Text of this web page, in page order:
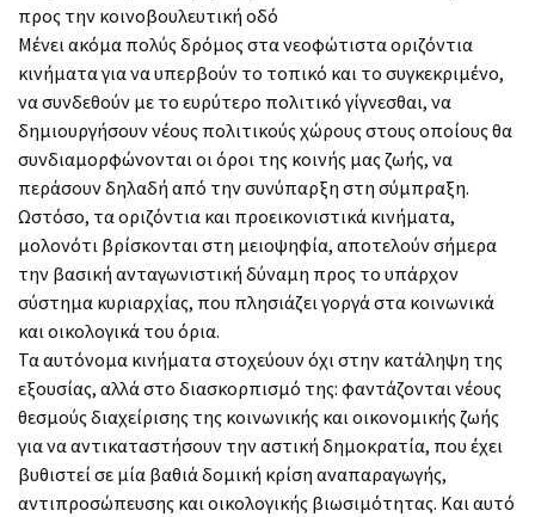
προς την κοινοβουλευτική οδό
Μένει ακόμα πολύς δρόμος στα νεοφώτιστα οριζόντια
κινήματα για να υπερβούν το τοπικό και το συγκεκριμένο,
να συνδεθούν με το ευρύτερο πολιτικό γίγνεσθαι, να
δημιουργήσουν νέους πολιτικούς χώρους στους οποίους θα
συνδιαμορφώνονται οι όροι της κοινής μας ζωής, να
περάσουν δηλαδή από την συνύπαρξη στη σύμπραξη.
Ωστόσο, τα οριζόντια και προεικονιστικά κινήματα,
μολονότι βρίσκονται στη μειοψηφία, αποτελούν σήμερα
την βασική ανταγωνιστική δύναμη προς το υπάρχον
σύστημα κυριαρχίας, που πλησιάζει γοργά στα κοινωνικά
και οικολογικά του όρια.
Τα αυτόνομα κινήματα στοχεύουν όχι στην κατάληψη της
εξουσίας, αλλά στο διασκορπισμό της: φαντάζονται νέους
θεσμούς διαχείρισης της κοινωνικής και οικονομικής ζωής
για να αντικαταστήσουν την αστική δημοκρατία, που έχει
βυθιστεί σε μία βαθιά δομική κρίση αναπαραγωγής,
αντιπροσώπευσης και οικολογικής βιωσιμότητας. Και αυτό